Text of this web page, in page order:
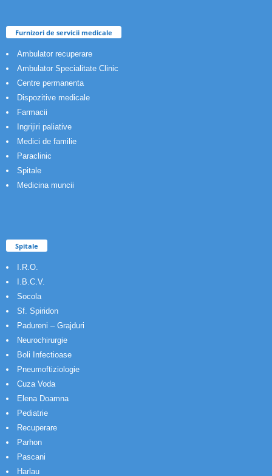
Furnizori de servicii medicale
Ambulator recuperare
Ambulator Specialitate Clinic
Centre permanenta
Dispozitive medicale
Farmacii
Ingrijiri paliative
Medici de familie
Paraclinic
Spitale
Medicina muncii
Spitale
I.R.O.
I.B.C.V.
Socola
Sf. Spiridon
Padureni – Grajduri
Neurochirurgie
Boli Infectioase
Pneumoftiziologie
Cuza Voda
Elena Doamna
Pediatrie
Recuperare
Parhon
Pascani
Harlau